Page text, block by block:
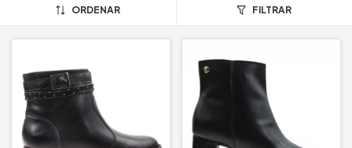
ORDENAR FILTRAR